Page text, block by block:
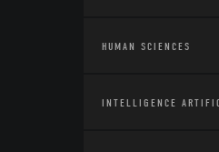
HUMAN SCIENCES
INTELLIGENCE